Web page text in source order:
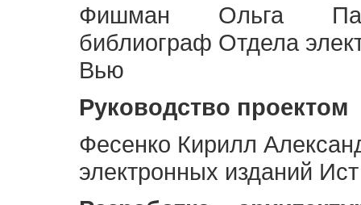
Фишман Ольга
библиограф Отдела
Вью
Руководство проектом
Фесенко Кирилл
электронных изданий